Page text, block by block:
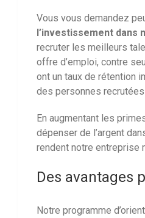
Vous vous demandez
l’investissement dans
recruter les meilleurs
offre d’emploi, contre
ont un taux de rétention
des personnes
En augmentant les
dépenser de l’argent
rendent notre entreprise
Des avantages
Notre programme